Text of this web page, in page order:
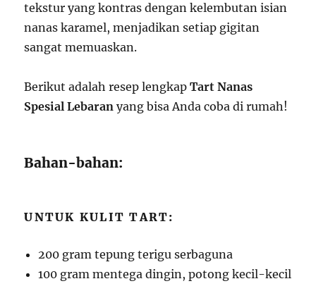
tekstur yang kontras dengan kelembutan isian
nanas karamel, menjadikan setiap gigitan
sangat memuaskan.
Berikut adalah resep lengkapTart Nanas
Spesial Lebaran yang bisa Anda coba di rumah!
Bahan-bahan:
UNTUK KULIT TART:
200 gram tepung terigu serbaguna
100 gram mentega dingin, potong kecil-kecil